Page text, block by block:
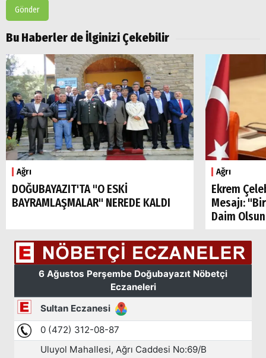
Gönder
Bu Haberler de İlginizi Çekebilir
Ağrı
DOĞUBAYAZIT'TA "O ESKİ
BAYRAMLAŞMALAR" NEREDE KALDI
Ağrı
Ekrem
Mesajı:
Daim